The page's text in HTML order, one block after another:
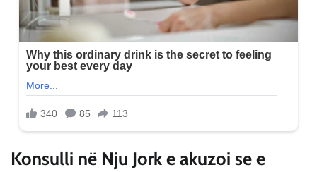
Konsulli në Nju Jork e akuzoi se e